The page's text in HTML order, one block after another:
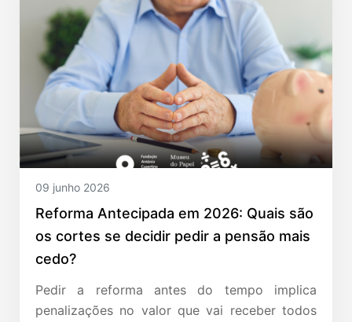
09 junho 2026
Reforma Antecipada em 2026: Quais são
os cortes se decidir pedir a pensão mais
cedo?
Pedir a reforma antes do tempo implica
penalizações no valor que vai receber todos